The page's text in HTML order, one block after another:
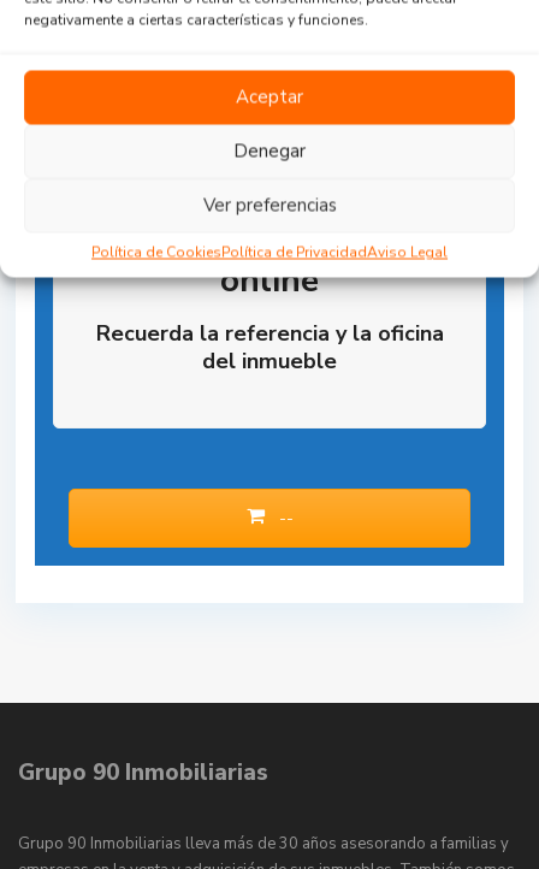
negativamente a ciertas características y funciones.
Aceptar
Denegar
Ver preferencias
Política de CookiesPolítica de PrivacidadAviso Legal
Reserva la Propiedad
online
Recuerda la referencia y la oficina
del inmueble
--
Grupo 90 Inmobiliarias
Grupo 90 Inmobiliarias lleva más de 30 años asesorando a familias y